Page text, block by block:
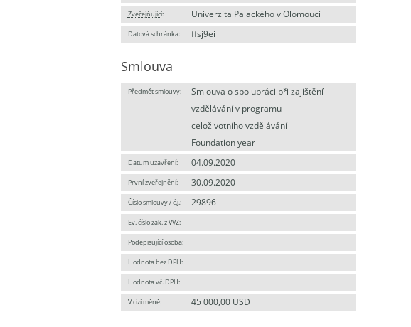
Zveřejňující: Univerzita Palackého v Olomouci
Datová schránka: ffsj9ei
Smlouva
Předmět smlouvy:
Smlouva o spolupráci při zajištění
vzdělávání v programu
celoživotního vzdělávání
Foundation year
Datum uzavření: 04.09.2020
První zveřejnění: 30.09.2020
Číslo smlouvy / č.j.: 29896
Ev. číslo zak. z VVZ:
Podepisující osoba:
Hodnota bez DPH:
Hodnota vč. DPH:
V cizí měně: 45 000,00 USD